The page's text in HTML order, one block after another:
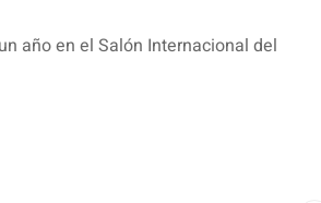
año en el Salón Internacional del